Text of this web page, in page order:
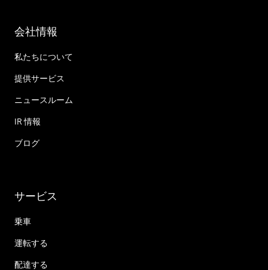
会社情報
私たちについて
提供サービス
ニュースルーム
IR 情報
ブログ
サービス
乗車
運転する
配達する